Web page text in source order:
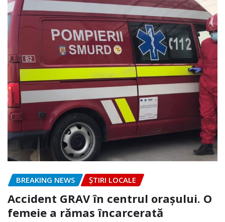
BREAKING NEWS ȘTIRI LOCALE
Accident GRAV în centrul orașului. O
femeie a rămas încarcerată